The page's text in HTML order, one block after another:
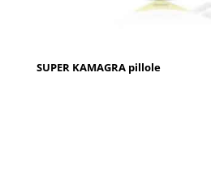
SUPER KAMAGRA pillole